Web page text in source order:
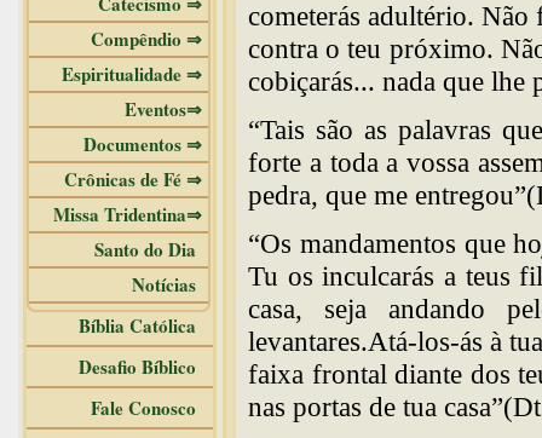
Compêndio ⇒
Espiritualidade ⇒
Eventos⇒
Documentos ⇒
Crônicas de Fé ⇒
Missa Tridentina⇒
Santo do Dia
Notícias
Bíblia Católica
Desafio Bíblico
Fale Conosco
cometerás adultério. Não
contra o teu próximo.
cobiçarás... nada que
“Tais são as palavras
forte a toda a vossa
pedra, que me
“Os mandamentos que
Tu os inculcarás a teus
casa, seja andando
levantares.Atá-los-ás à
faixa frontal diante dos
nas portas de tua